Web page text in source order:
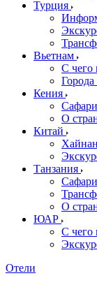
Турция
Вьетнам
С чего
Кения
О
Китай
Танзания
О
ЮАР
С чего
Отели